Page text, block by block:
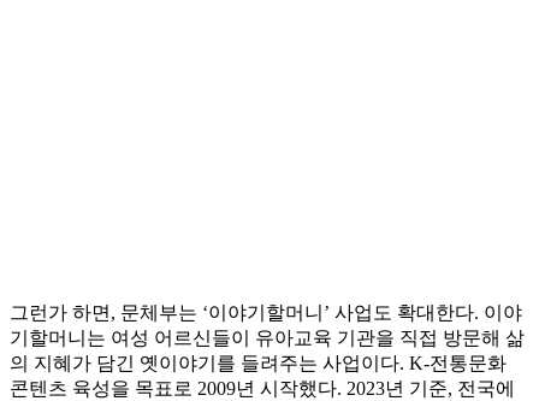
그런가 하면, 문체부는 ‘이야기할머니’ 사업도 확대한다. 이야
기할머니는 여성 어르신들이 유아교육 기관을 직접 방문해 삶
의 지혜가 담긴 옛이야기를 들려주는 사업이다. K-전통문화
콘텐츠 육성을 목표로 2009년 시작했다. 2023년 기준, 전국에